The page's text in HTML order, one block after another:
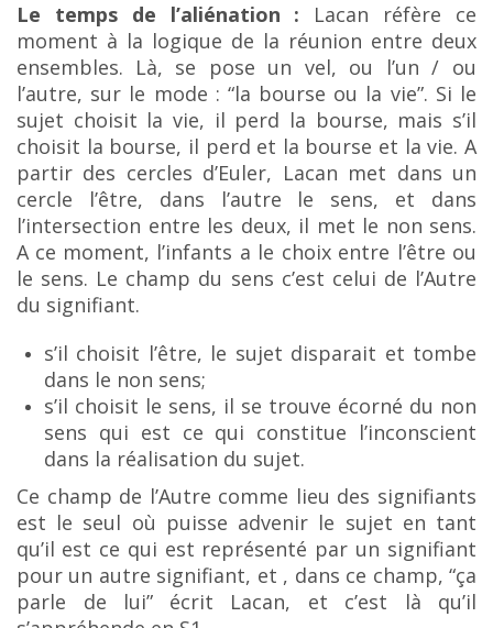
Le temps de l’aliénation : Lacan réfère ce
moment à la logique de la réunion entre deux
ensembles. Là, se pose un vel, ou l’un / ou
l’autre, sur le mode : “la bourse ou la vie”. Si le
sujet choisit la vie, il perd la bourse, mais s’il
choisit la bourse, il perd et la bourse et la vie. A
partir des cercles d’Euler, Lacan met dans un
cercle l’être, dans l’autre le sens, et dans
l’intersection entre les deux, il met le non sens.
A ce moment, l’infants a le choix entre l’être ou
le sens. Le champ du sens c’est celui de l’Autre
du signifiant.
s’il choisit l’être, le sujet disparait et tombe
dans le non sens;
s’il choisit le sens, il se trouve écorné du non
sens qui est ce qui constitue l’inconscient
dans la réalisation du sujet.
Ce champ de l’Autre comme lieu des signifiants
est le seul où puisse advenir le sujet en tant
qu’il est ce qui est représenté par un signifiant
pour un autre signifiant, et , dans ce champ, “ça
parle de lui”
écrit Lacan, et c’est là qu’il